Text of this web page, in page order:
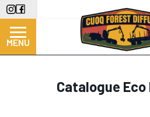
Skip
to
main
content
MENU
Catalogue Eco